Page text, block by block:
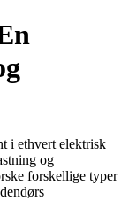
i ethvert elektrisk
og
forskellige typer